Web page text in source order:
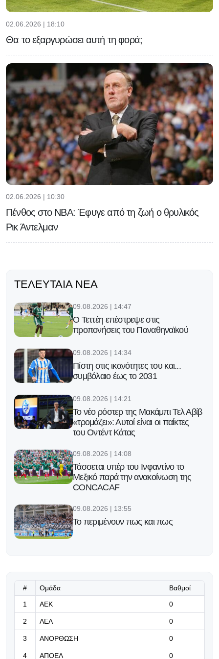
02.06.2026 | 18:10
Θα το εξαργυρώσει αυτή τη φορά;
02.06.2026 | 10:30
Πένθος στο NBA: Έφυγε από τη ζωή ο θρυλικός
Ρικ Άντελμαν
ΤΕΛΕΥΤΑΊΑ ΝΈΑ
09.08.2026 | 14:47
Ο Τεττέη επέστρεψε στις
προπονήσεις του Παναθηναϊκού
09.08.2026 | 14:34
Πίστη στις ικανότητες του και...
συμβόλαιο έως το 2031
09.08.2026 | 14:21
Το νέο ρόστερ της Μακάμπι Τελ Αβίβ
«τρομάζει»: Αυτοί είναι οι παίκτες
του Οντέντ Κάτας
09.08.2026 | 14:08
Τάσσεται υπέρ του Ινφαντίνο το
Μεξικό παρά την ανακοίνωση της
CONCACAF
09.08.2026 | 13:55
Το περιμένουν πως και πως
Στους 50 πλουσιότερους ιδιοκτήτες
ομάδων ο Μαρινάκης: Πάνω από
τον Πέρεθ
# Ομάδα Βαθμοί
1 ΑΕΚ 0
2 ΑΕΛ 0
3 ΑΝΟΡΘΩΣΗ 0
4 ΑΠΟΕΛ 0